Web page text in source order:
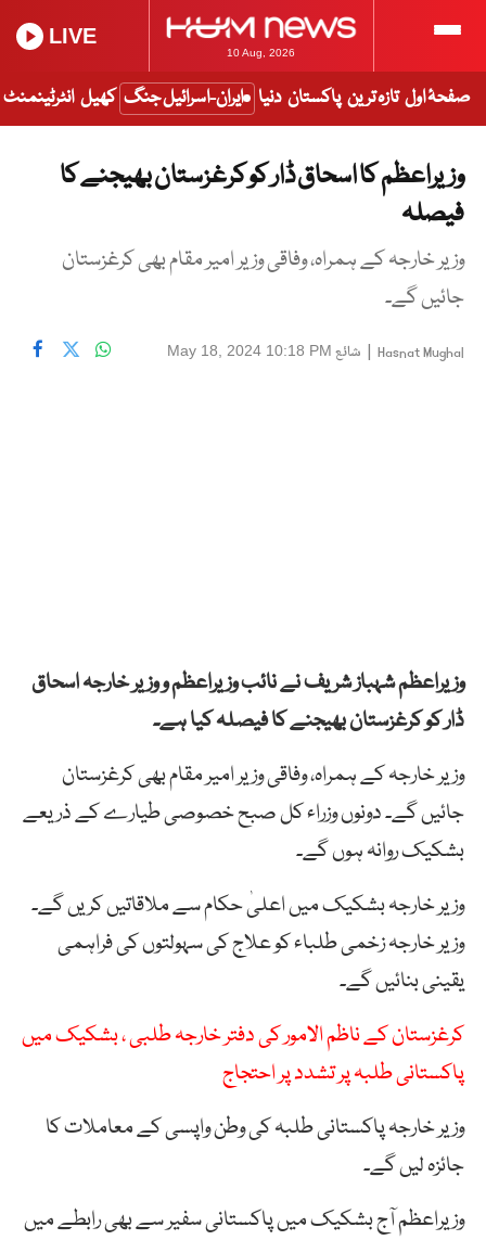
10 Aug, 2026
LIVE
صفحۂ اول تازہ ترین پاکستان دنیا ایران-اسرائیل جنگ کھیل انٹرٹینمنٹ
وزیراعظم کا اسحاق ڈار کو کرغزستان بھیجنے کا
فیصلہ
وزیر خارجہ کے ہمراہ، وفاقی وزیر امیر مقام بھی کرغزستان
جائیں گے۔
Hasnat Mughal
| شائع May 18, 2024 10:18 PM
وزیراعظم شہباز شریف نے نائب وزیراعظم و وزیر خارجہ اسحاق
ڈار کو کرغزستان بھیجنے کا فیصلہ کیا ہے۔
وزیر خارجہ کے ہمراہ، وفاقی وزیر امیر مقام بھی کرغزستان
جائیں گے۔ دونوں وزراء کل صبح خصوصی طیارے کے ذریعے
بشکیک روانہ ہوں گے۔
وزیر خارجہ بشکیک میں اعلیٰ حکام سے ملاقاتیں کریں گے۔
وزیر خارجہ زخمی طلباء کو علاج کی سہولتوں کی فراہمی
یقینی بنائیں گے۔
کرغزستان کے ناظم الامور کی دفتر خارجہ طلبی ، بشکیک میں
پاکستانی طلبہ پر تشدد پر احتجاج
وزیر خارجہ پاکستانی طلبہ کی وطن واپسی کے معاملات کا
جائزہ لیں گے۔
وزیراعظم آج بشکیک میں پاکستانی سفیر سے بھی رابطے میں